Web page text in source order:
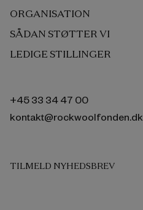
ORGANISATION
SÅDAN STØTTER VI
LEDIGE STILLINGER
+45 33 34 47 00
kontakt@rockwoolfonden.dk
TILMELD NYHEDSBREV